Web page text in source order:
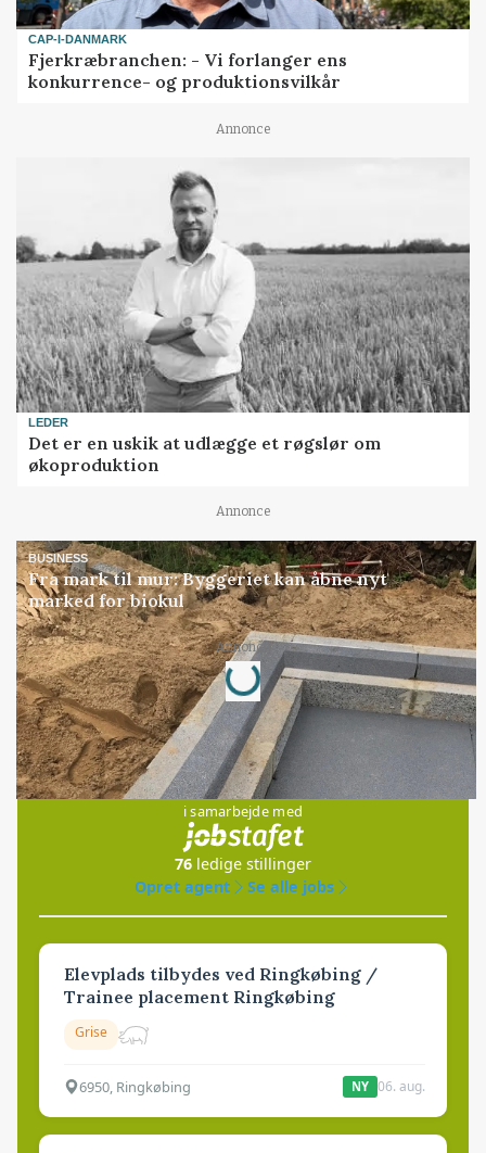
CAP-I-DANMARK
Fjerkræbranchen: - Vi forlanger ens
konkurrence- og produktionsvilkår
Annonce
LEDER
Det er en uskik at udlægge et røgslør om
økoproduktion
Annonce
BUSINESS
Fra mark til mur: Byggeriet kan åbne nyt
marked for biokul
Annonce
Loading...
Jobs
i samarbejde med
76 ledige stillinger
Opret agent
Se alle jobs
Elevplads tilbydes ved Ringkøbing /
Trainee placement Ringkøbing
Grise
6950, Ringkøbing NY 06. aug.